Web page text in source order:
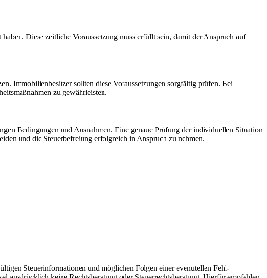
Diese zeitliche Voraussetzung muss erfüllt sein, damit der Anspruch auf
Immobilienbesitzer sollten diese Voraussetzungen sorgfältig prüfen. Bei
zu gewährleisten.
Bedingungen und Ausnahmen. Eine genaue Prüfung der individuellen Situation
und die Steuerbefreiung erfolgreich in Anspruch zu nehmen.
Steuerinformationen und möglichen Folgen einer evenutellen Fehl-